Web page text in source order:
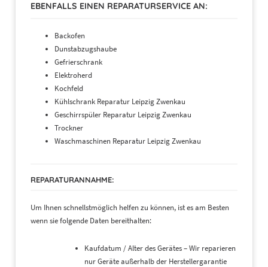
EBENFALLS EINEN REPARATURSERVICE AN:
Backofen
Dunstabzugshaube
Gefrierschrank
Elektroherd
Kochfeld
Kühlschrank Reparatur Leipzig Zwenkau
Geschirrspüler Reparatur Leipzig Zwenkau
Trockner
Waschmaschinen Reparatur Leipzig Zwenkau
REPARATURANNAHME:
Um Ihnen schnellstmöglich helfen zu können, ist es am Besten
wenn sie folgende Daten bereithalten:
Kaufdatum / Alter des Gerätes – Wir reparieren
nur Geräte außerhalb der Herstellergarantie